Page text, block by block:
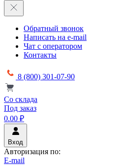
Обратный звонок
Написать на e-mail
Чат с оператором
Контакты
8 (800) 301-07-90
Со склада
Под заказ
0.00 ₽
Вход
Авторизация по:
E-mail